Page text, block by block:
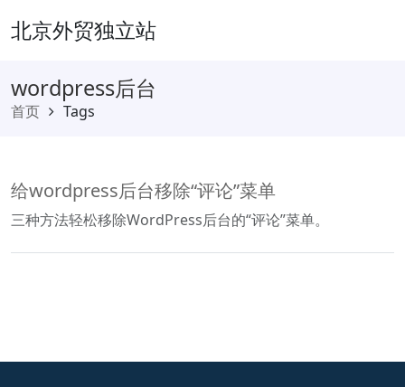
北京外贸独立站
wordpress后台
首页 Tags
给wordpress后台移除“评论”菜单
三种方法轻松移除WordPress后台的“评论”菜单。